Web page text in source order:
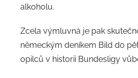
alkoholu.
Zcela výmluvná je pak
německým deníkem Bild do
opilců v historii Bundesligy